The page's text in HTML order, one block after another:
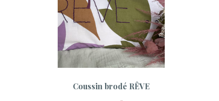
Coussin brodé RÊVE